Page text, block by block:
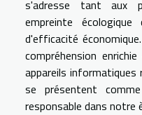
s'adresse tant aux
empreinte
d'efficacité
compréhension
appareils
se présentent
responsable dans notre